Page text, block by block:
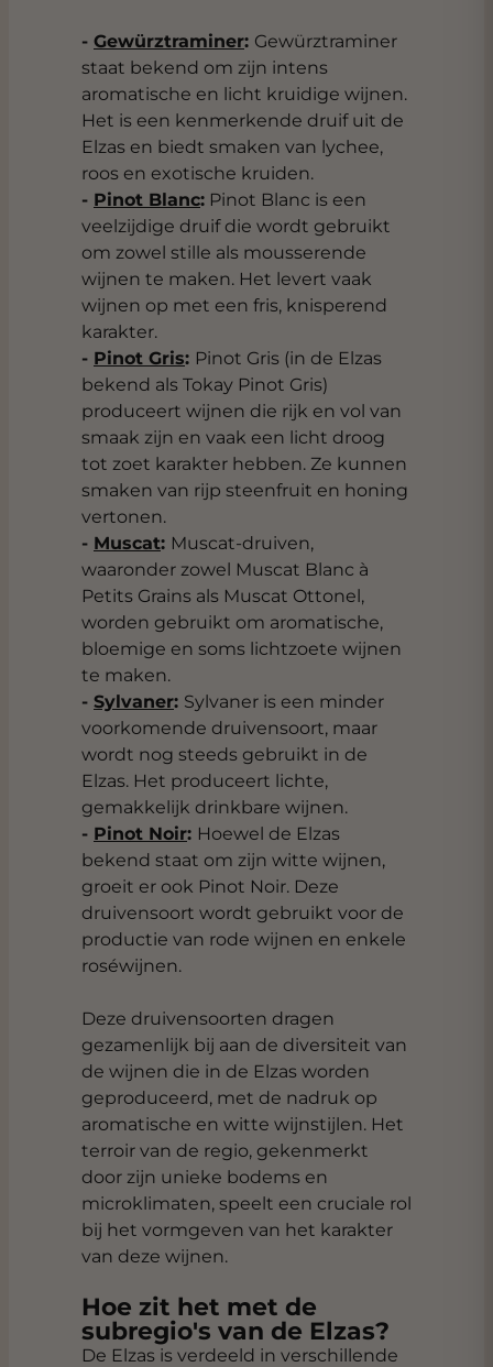
- Gewürztraminer: Gewürztraminer
staat bekend om zijn intens
aromatische en licht kruidige wijnen.
Het is een kenmerkende druif uit de
Elzas en biedt smaken van lychee,
roos en exotische kruiden.
- Pinot Blanc: Pinot Blanc is een
veelzijdige druif die wordt gebruikt
om zowel stille als mousserende
wijnen te maken. Het levert vaak
wijnen op met een fris, knisperend
karakter.
- Pinot Gris: Pinot Gris (in de Elzas
bekend als Tokay Pinot Gris)
produceert wijnen die rijk en vol van
smaak zijn en vaak een licht droog
tot zoet karakter hebben. Ze kunnen
smaken van rijp steenfruit en honing
vertonen.
- Muscat: Muscat-druiven,
waaronder zowel Muscat Blanc à
Petits Grains als Muscat Ottonel,
worden gebruikt om aromatische,
bloemige en soms lichtzoete wijnen
te maken.
- Sylvaner: Sylvaner is een minder
voorkomende druivensoort, maar
wordt nog steeds gebruikt in de
Elzas. Het produceert lichte,
gemakkelijk drinkbare wijnen.
- Pinot Noir: Hoewel de Elzas
bekend staat om zijn witte wijnen,
groeit er ook Pinot Noir. Deze
druivensoort wordt gebruikt voor de
productie van rode wijnen en enkele
roséwijnen.
Deze druivensoorten dragen
gezamenlijk bij aan de diversiteit van
de wijnen die in de Elzas worden
geproduceerd, met de nadruk op
aromatische en witte wijnstijlen. Het
terroir van de regio, gekenmerkt
door zijn unieke bodems en
microklimaten, speelt een cruciale rol
bij het vormgeven van het karakter
van deze wijnen.
Hoe zit het met de
subregio's van de Elzas?
De Elzas is verdeeld in verschillende